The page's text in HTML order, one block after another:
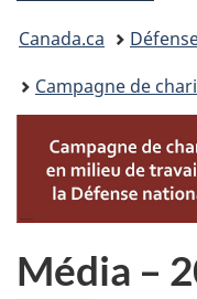
Vous
êtes
ici :
Canada.ca
Campagne de charité
Média –